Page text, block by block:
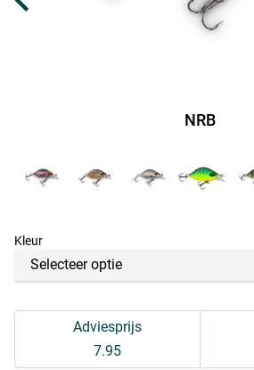
NRB
Kleur
Adviesprijs
7.95